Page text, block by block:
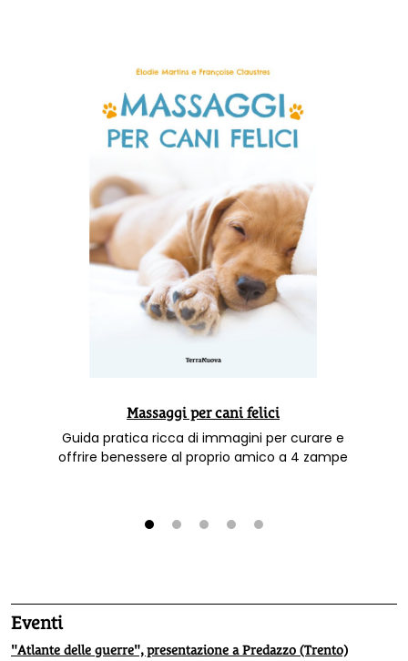
Massaggi per cani felici
Guida pratica ricca di immagini per curare e
offrire benessere al proprio amico a 4 zampe
Eventi
"Atlante delle guerre", presentazione a Predazzo (Trento)